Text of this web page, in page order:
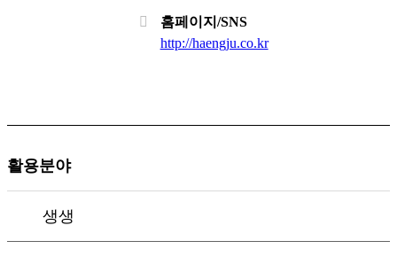
홈페이지/SNS
http://haengju.co.kr
활용분야
생생